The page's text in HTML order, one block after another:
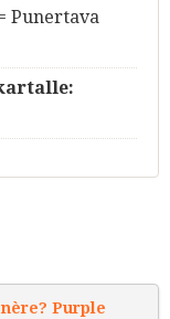
Punertava
Purple